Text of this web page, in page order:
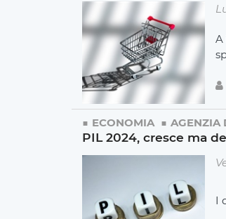
A
ECONOMIA AGENZIA
PIL 2024, cresce ma
I